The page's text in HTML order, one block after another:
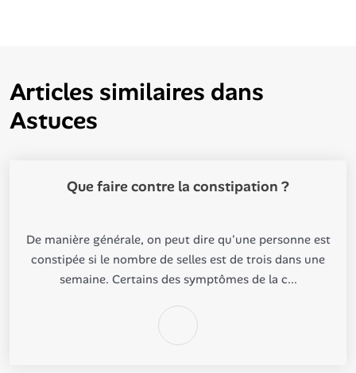
Articles similaires dans
Astuces
Que faire contre la constipation ?
De manière générale, on peut dire qu'une personne est
constipée si le nombre de selles est de trois dans une
semaine. Certains des symptômes de la c...